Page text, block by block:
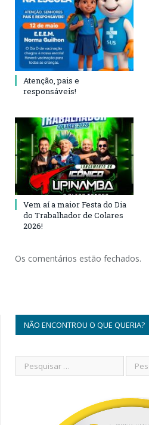
Atenção, pais e
responsáveis!
Vem aí a maior Festa do Dia
do Trabalhador de Colares
2026!
Os comentários estão fechados.
NÃO ENCONTROU O QUE QUERIA?